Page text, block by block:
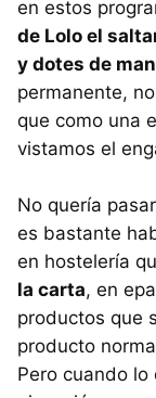
en estos
de Lolo el
y dotes de
permanente,
que como una
vistamos el
No quería
es bastante
en hostelería
la carta, en
productos que
producto
Pero cuando